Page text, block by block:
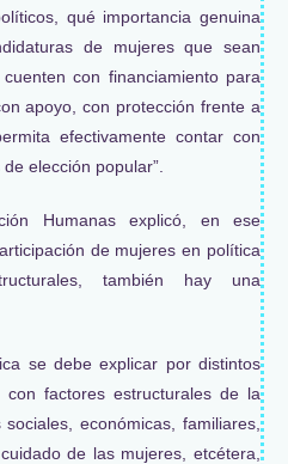
qué importancia genuina
de mujeres que sean
con financiamiento para
apoyo, con protección frente a
efectivamente contar con
elección popular”.
Humanas explicó, en ese
de mujeres en política
también hay una
se debe explicar por distintos
factores estructurales de la
económicas, familiares,
de las mujeres, etcétera,